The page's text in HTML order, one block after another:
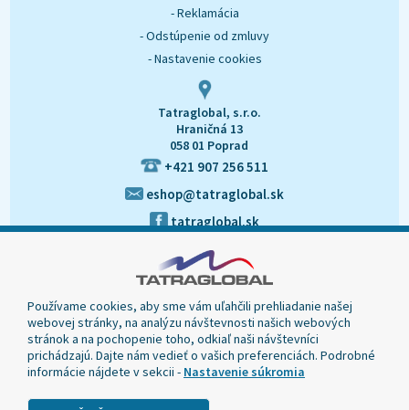
- Reklamácia
- Odstúpenie od zmluvy
- Nastavenie cookies
Tatraglobal, s.r.o.
Hraničná 13
058 01 Poprad
+421 907 256 511
eshop@tatraglobal.sk
tatraglobal.sk
Používame cookies, aby sme vám uľahčili prehliadanie našej
webovej stránky, na analýzu návštevnosti našich webových
stránok a na pochopenie toho, odkiaľ naši návštevníci
prichádzajú. Dajte nám vedieť o vašich preferenciách. Podrobné
informácie nájdete v sekcii - Nastavenie súkromia